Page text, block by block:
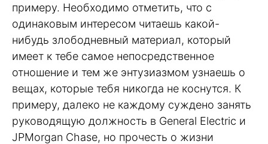
примеру. Необходимо отметить, что с
одинаковым интересом читаешь какой-
нибудь злободневный материал, который
имеет к тебе самое непосредственное
отношение и тем же энтузиазмом узнаешь о
вещах, которые тебя никогда не коснутся. К
примеру, далеко не каждому суждено занять
руководящую должность в General Electric и
JPMorgan Chase, но прочесть о жизни